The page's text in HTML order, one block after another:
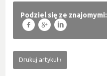
Podziel się ze znajomymi:
f g l
Drukuj artykuł